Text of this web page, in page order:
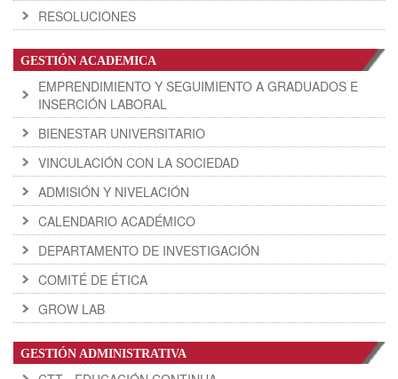
RESOLUCIONES
GESTIÓN ACADEMICA
EMPRENDIMIENTO Y SEGUIMIENTO A GRADUADOS E
INSERCIÓN LABORAL
BIENESTAR UNIVERSITARIO
VINCULACIÓN CON LA SOCIEDAD
ADMISIÓN Y NIVELACIÓN
CALENDARIO ACADÉMICO
DEPARTAMENTO DE INVESTIGACIÓN
COMITÉ DE ÉTICA
GROW LAB
GESTIÓN ADMINISTRATIVA